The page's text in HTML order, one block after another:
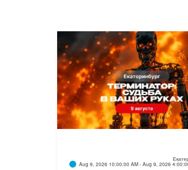
Aug 9, 2026 10:00:00 AM - Aug 9, 2026